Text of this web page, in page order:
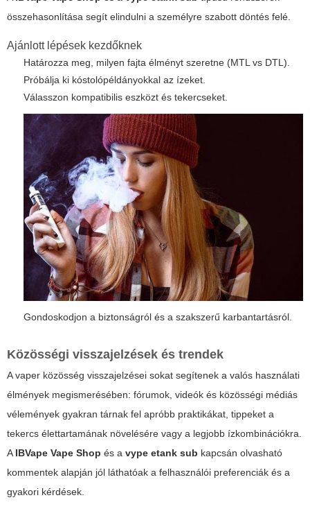
összehasonlítása segít elindulni a személyre szabott döntés felé.
Ajánlott lépések kezdőknek
Határozza meg, milyen fajta élményt szeretne (MTL vs DTL).
Próbálja ki kóstolópéldányokkal az ízeket.
Válasszon kompatibilis eszközt és tekercseket.
Gondoskodjon a biztonságról és a szakszerű karbantartásról.
Közösségi visszajelzések és trendek
A vaper közösség visszajelzései sokat segítenek a valós használati
élmények megismerésében: fórumok, videók és közösségi médiás
vélemények gyakran tárnak fel apróbb praktikákat, tippeket a
tekercs élettartamának növelésére vagy a legjobb ízkombinációkra.
A IBVape Vape Shop és a vype etank sub kapcsán olvasható
kommentek alapján jól láthatóak a felhasználói preferenciák és a
gyakori kérdések.